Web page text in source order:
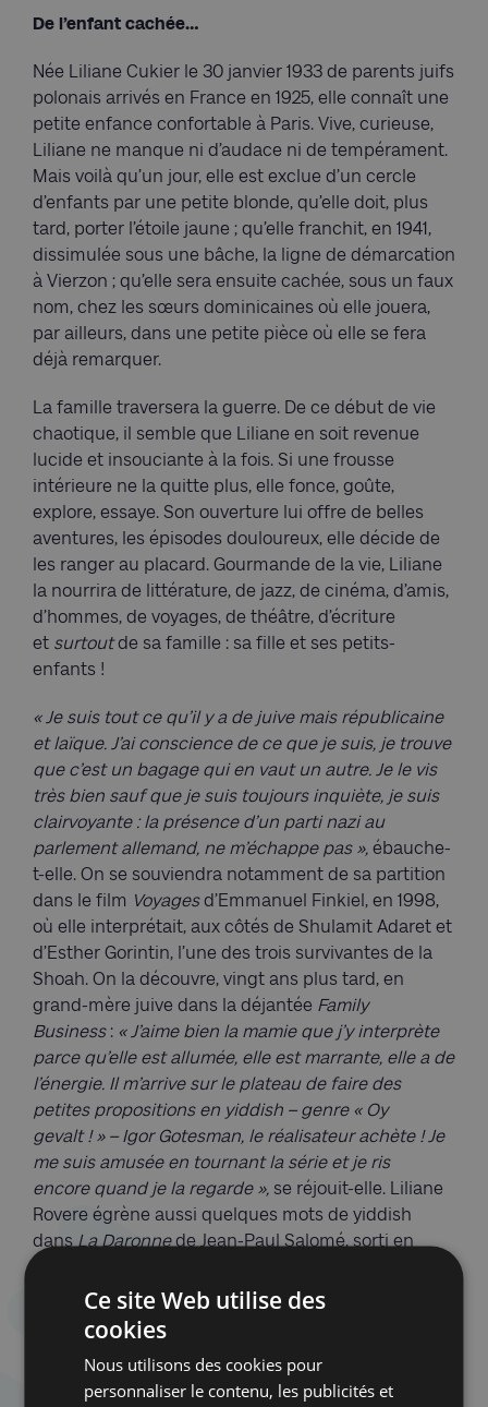
De l’enfant cachée…
Née Liliane Cukier le 30 janvier 1933 de parents juifs
polonais arrivés en France en 1925, elle connaît une
petite enfance confortable à Paris. Vive, curieuse,
Liliane ne manque ni d’audace ni de tempérament.
Mais voilà qu’un jour, elle est exclue d’un cercle
d’enfants par une petite blonde, qu’elle doit, plus
tard, porter l’étoile jaune ; qu’elle franchit, en 1941,
dissimulée sous une bâche, la ligne de démarcation
à Vierzon ; qu’elle sera ensuite cachée, sous un faux
nom, chez les sœurs dominicaines où elle jouera,
par ailleurs, dans une petite pièce où elle se fera
déjà remarquer.
La famille traversera la guerre. De ce début de vie
chaotique, il semble que Liliane en soit revenue
lucide et insouciante à la fois. Si une frousse
intérieure ne la quitte plus, elle fonce, goûte,
explore, essaye. Son ouverture lui offre de belles
aventures, les épisodes douloureux, elle décide de
les ranger au placard. Gourmande de la vie, Liliane
la nourrira de littérature, de jazz, de cinéma, d’amis,
d’hommes, de voyages, de théâtre, d’écriture
et surtoutde sa famille : sa fille et ses petits-
enfants !
« Je suis tout ce qu’il y a de juive mais républicaine
et laïque. J’ai conscience de ce que je suis, je trouve
que c’est un bagage qui en vaut un autre. Je le vis
très bien sauf que je suis toujours inquiète, je suis
clairvoyante : la présence d’un parti nazi au
parlement allemand, ne m’échappe pas », ébauche-
t-elle. On se souviendra notamment de sa partition
dans le film Voyagesd’Emmanuel Finkiel, en 1998,
où elle interprétait, aux côtés de Shulamit Adaret et
d’Esther Gorintin, l’une des trois survivantes de la
Shoah. On la découvre, vingt ans plus tard, en
grand-mère juive dans la déjantée Family
Business: « J’aime bien la mamie que j’y interprète
parce qu’elle est allumée, elle est marrante, elle a de
l’énergie. Il m’arrive sur le plateau de faire des
petites propositions en yiddish – genre « Oy
gevalt ! » – Igor Gotesman, le réalisateur achète ! Je
me suis amusée en tournant la série et je ris
encore quand je la regarde », se réjouit-elle. Liliane
Rovere égrène aussi quelques mots de yiddish
dans La Daronnede Jean-Paul Salomé, sorti en
d’Isabelle Huppert. Loin de se cantonner à ces rôles,
la comédienne a relevé de nombreux défis au
impressionnante, elle a été dirigée par de grands
metteurs en scène, a écrit son propre spectacle et
Ce site Web utilise des
cookies
Nous utilisons des cookies pour
personnaliser le contenu, les publicités et